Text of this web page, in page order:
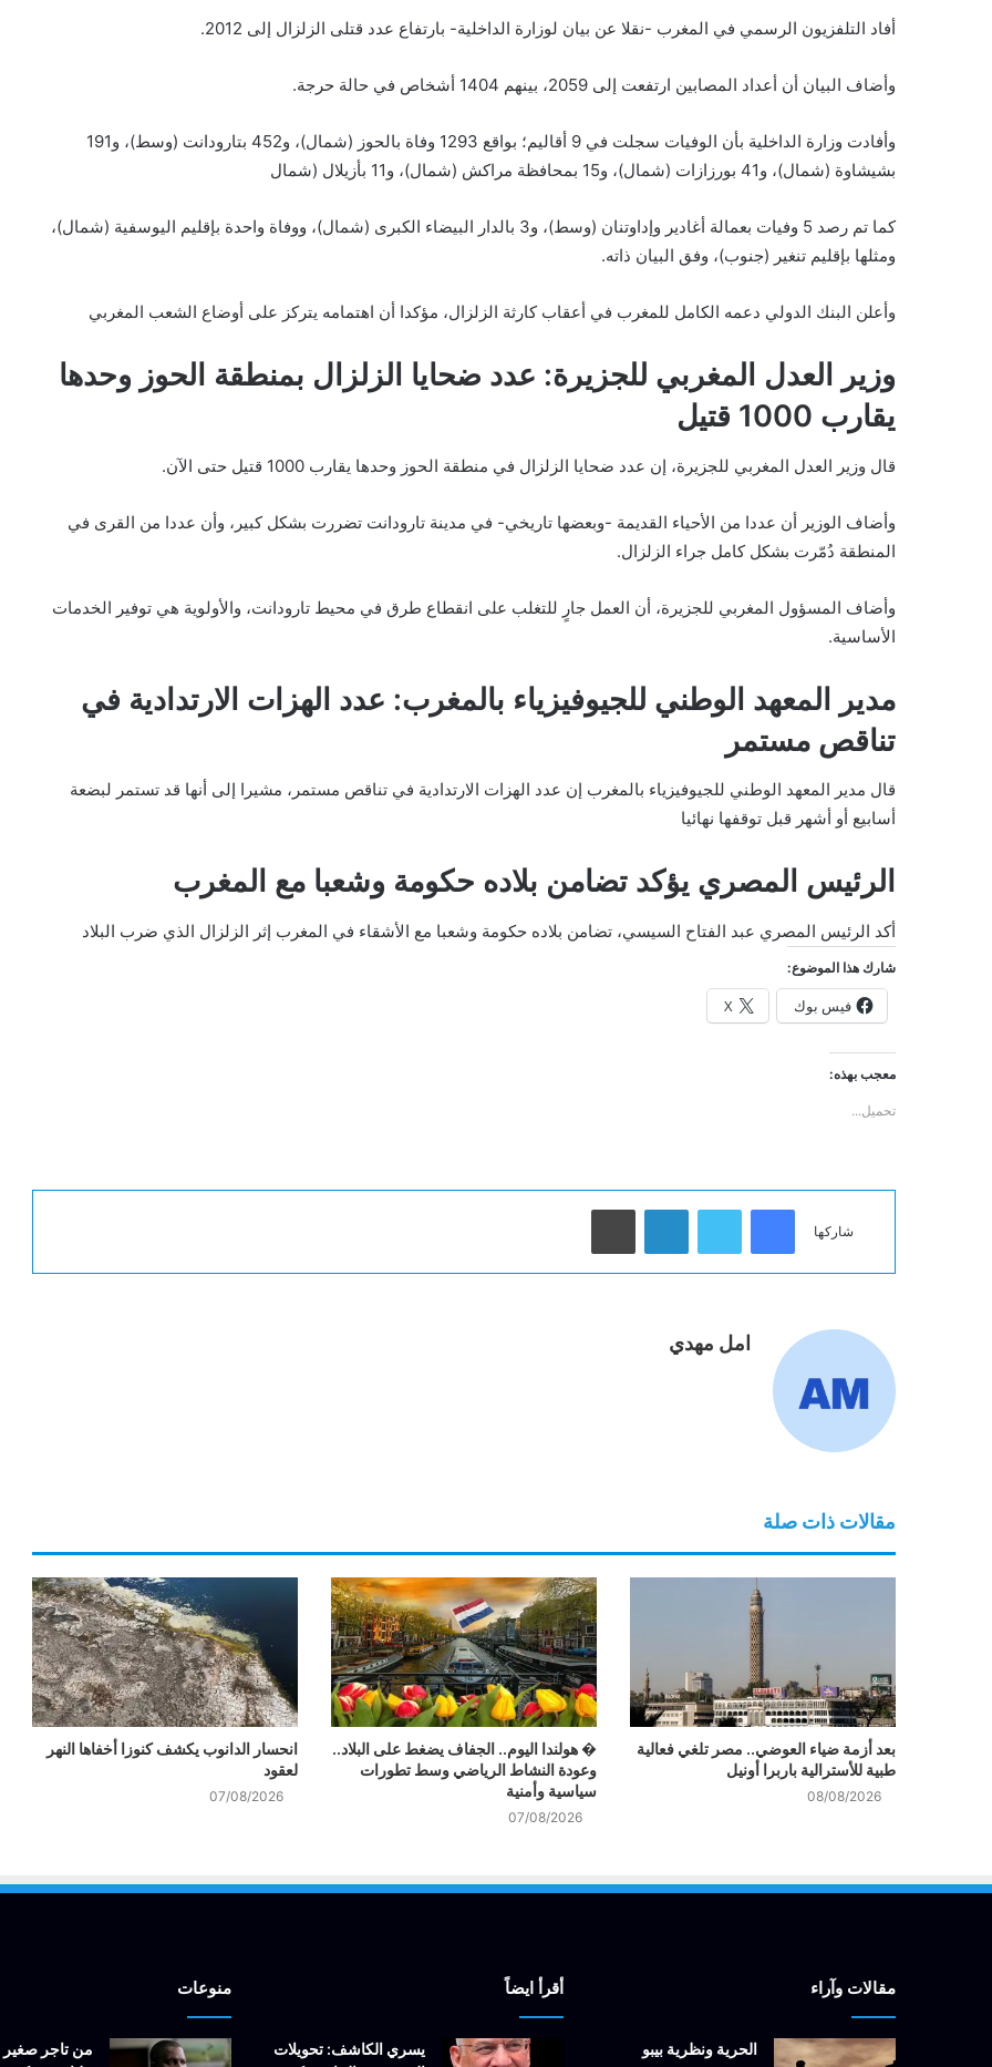
أفاد التلفزيون الرسمي في المغرب -نقلا عن بيان لوزارة الداخلية- بارتفاع عدد قتلى الزلزال إلى 2012.
وأضاف البيان أن أعداد المصابين ارتفعت إلى 2059، بينهم 1404 أشخاص في حالة حرجة.
وأفادت وزارة الداخلية بأن الوفيات سجلت في 9 أقاليم؛ بواقع 1293 وفاة بالحوز (شمال)، و452 بتارودانت (وسط)، و191
بشيشاوة (شمال)، و41 بورزازات (شمال)، و15 بمحافظة مراكش (شمال)، و11 بأزيلال (شمال
كما تم رصد 5 وفيات بعمالة أغادير وإداوتنان (وسط)، و3 بالدار البيضاء الكبرى (شمال)، ووفاة واحدة بإقليم اليوسفية (شمال)،
ومثلها بإقليم تنغير (جنوب)، وفق البيان ذاته.
وأعلن البنك الدولي دعمه الكامل للمغرب في أعقاب كارثة الزلزال، مؤكدا أن اهتمامه يتركز على أوضاع الشعب المغربي
وزير العدل المغربي للجزيرة: عدد ضحايا الزلزال بمنطقة الحوز وحدها
يقارب 1000 قتيل
قال وزير العدل المغربي للجزيرة، إن عدد ضحايا الزلزال في منطقة الحوز وحدها يقارب 1000 قتيل حتى الآن.
وأضاف الوزير أن عددا من الأحياء القديمة -وبعضها تاريخي- في مدينة تارودانت تضررت بشكل كبير، وأن عددا من القرى في
المنطقة دُمّرت بشكل كامل جراء الزلزال.
وأضاف المسؤول المغربي للجزيرة، أن العمل جارٍ للتغلب على انقطاع طرق في محيط تارودانت، والأولوية هي توفير الخدمات
الأساسية.
مدير المعهد الوطني للجيوفيزياء بالمغرب: عدد الهزات الارتدادية في
تناقص مستمر
قال مدير المعهد الوطني للجيوفيزياء بالمغرب إن عدد الهزات الارتدادية في تناقص مستمر، مشيرا إلى أنها قد تستمر لبضعة
أسابيع أو أشهر قبل توقفها نهائيا
الرئيس المصري يؤكد تضامن بلاده حكومة وشعبا مع المغرب
أكد الرئيس المصري عبد الفتاح السيسي، تضامن بلاده حكومة وشعبا مع الأشقاء في المغرب إثر الزلزال الذي ضرب البلاد
شارك هذا الموضوع:
فيس بوك X
معجب بهذه:
تحميل...
شاركها
فيسبوك لينكدإن
امل مهدي
مقالات ذات صلة
بعد أزمة ضياء العوضي.. مصر تلغي فعالية
طبية للأسترالية باربرا أونيل
08/08/2026
� هولندا اليوم.. الجفاف يضغط على البلاد..
وعودة النشاط الرياضي وسط تطورات
سياسية وأمنية
07/08/2026
انحسار الدانوب يكشف كنوزا أخفاها النهر
لعقود
07/08/2026
مقالات وآراء
الحرية ونظرية بيبو
أقرأ ايضاً
يسري الكاشف: تحويلات
منوعات
من تاجر صغير